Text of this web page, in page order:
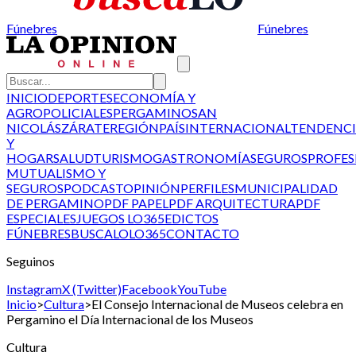
Fúnebres Fúnebres
INICIODEPORTESECONOMÍA Y
AGROPOLICIALESPERGAMINOSAN
NICOLÁSZÁRATEREGIÓNPAÍSINTERNACIONAL
Y
HOGARSALUDTURISMOGASTRONOMÍASEGUROS
MUTUALISMO Y
SEGUROSPODCASTOPINIÓNPERFILESMUNICIPALIDAD
DE PERGAMINOPDF PAPELPDF ARQUITECTURAPDF
ESPECIALESJUEGOS LO365EDICTOS
FÚNEBRESBUSCALOLO365CONTACTO
Seguinos
InstagramX (Twitter)FacebookYouTube
Inicio>Cultura>El Consejo Internacional de Museos celebra en
Pergamino el Día Internacional de los Museos
Cultura